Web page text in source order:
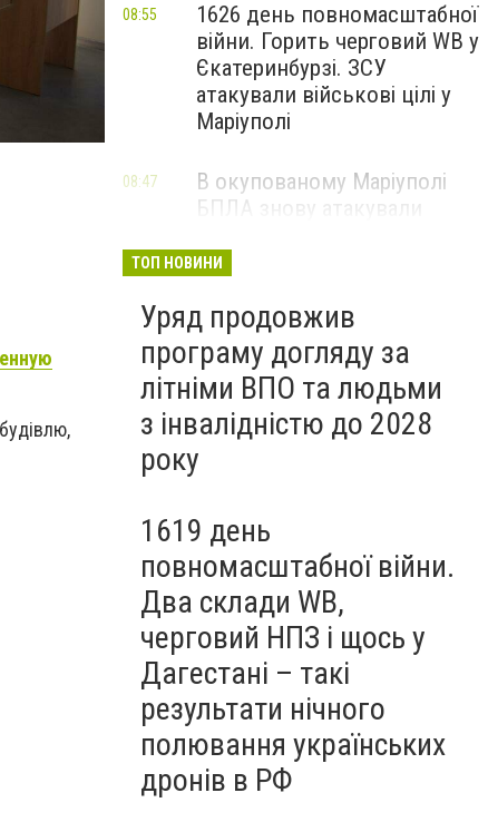
1626 день повномасштабної
війни. Горить черговий WB у
Єкатеринбурзі. ЗСУ
атакували військові цілі у
Маріуполі
08:55
В окупованому Маріуполі
БПЛА знову атакували
— ВІДЕО
08:47
ТОП НОВИНИ
Уряд продовжив
програму догляду за
літніми ВПО та людьми
з інвалідністю до 2028
року
1619 день
повномасштабної війни.
Два склади WB,
черговий НПЗ і щось у
Дагестані – такі
результати нічного
полювання українських
дронів в РФ